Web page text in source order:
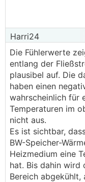
Harri24
Die Fühlerwerte
entlang der
plausibel auf. Die
haben einen
wahrscheinlich für
Temperaturen im
nicht aus.
Es ist sichtbar,
BW-Speicher-
Heizmedium eine
hat. Bis dahin wird
Bereich abgekühlt,